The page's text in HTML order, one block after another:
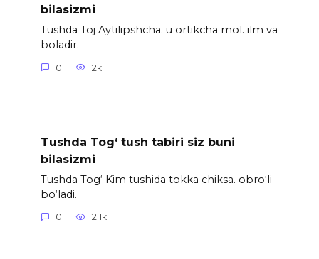
bilasizmi
Tushda Toj Aytilipshcha. u ortikcha mol. ilm va
boladir.
0 2к.
Tushda Tog‘ tush tabiri siz buni
bilasizmi
Tushda Tog‘ Kim tushida tokka chiksa. obro‘li
bo‘ladi.
0 2.1к.